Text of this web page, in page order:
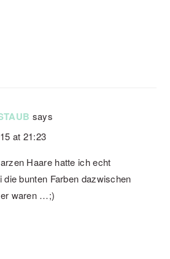
says
at 21:23
Haare hatte ich echt
die bunten Farben dazwischen
waren …;)